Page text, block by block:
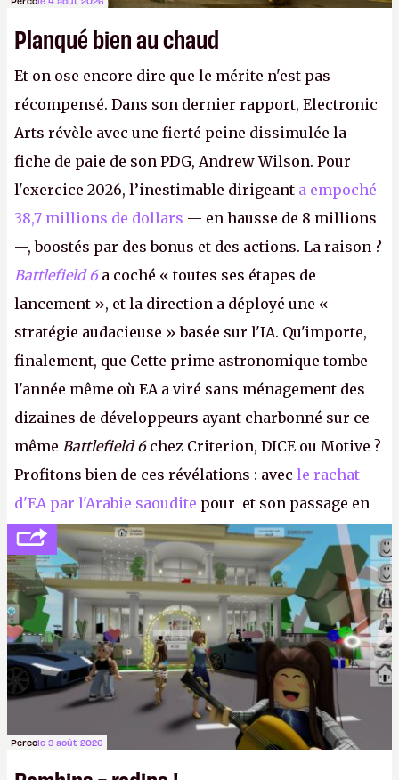
Planqué bien au chaud
Et on ose encore dire que le mérite n'est pas
récompensé. Dans son dernier rapport, Electronic
Arts révèle avec une fierté peine dissimulée la
fiche de paie de son PDG, Andrew Wilson. Pour
l'exercice 2026, l’inestimable dirigeant a empoché
38,7 millions de dollars — en hausse de 8 millions
—, boostés par des bonus et des actions. La raison ?
Battlefield 6 a coché « toutes ses étapes de
lancement », et la direction a déployé une «
stratégie audacieuse » basée sur l'IA. Qu'importe,
finalement, que Cette prime astronomique tombe
l'année même où EA a viré sans ménagement des
dizaines de développeurs ayant charbonné sur ce
même Battlefield 6chez Criterion, DICE ou Motive ?
Profitons bien de ces révélations : avec le rachat
d'EA par l'Arabie saoudite pour et son passage en
société privée, l'éditeur n'aura bientôt plus
l'obligation de publier ses bilans. Encore une
victoire pour la transparence.P.
Percole 3 août 2026